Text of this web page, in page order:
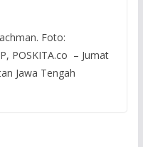
Foto:
POSKITA.co – Jumat
Jawa Tengah